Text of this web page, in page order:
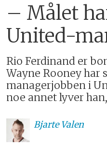
– Målet
United-
Rio Ferdinand er
Wayne Rooney har
managerjobben i
noe annet lyver
Bjarte Valen